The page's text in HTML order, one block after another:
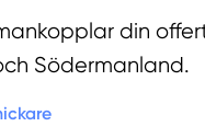
din
Södermanland.